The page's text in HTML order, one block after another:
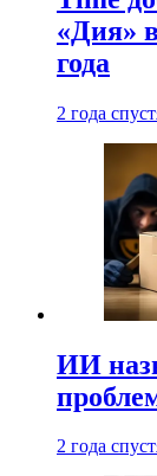
«Дия»
года
2 года
ИИ
2 года